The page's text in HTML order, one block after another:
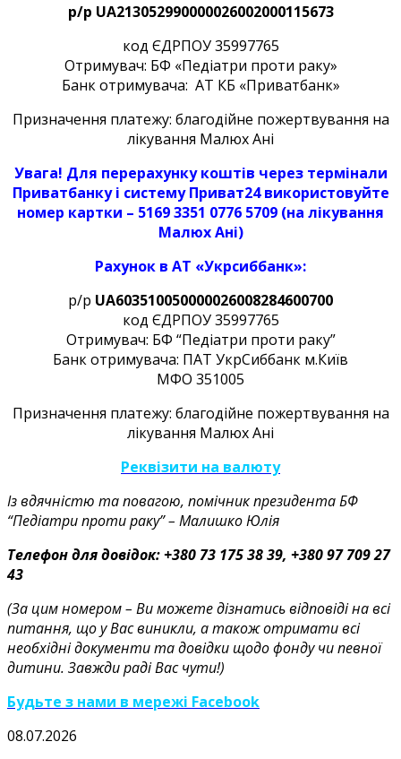
р/р UA213052990000026002000115673
код ЄДРПОУ 35997765
Отримувач: БФ «Педіатри проти раку»
Банк отримувача: АТ КБ «Приватбанк»
Призначення платежу: благодійне пожертвування на
лікування Малюх Ані
Увага! Для перерахунку коштів через термінали
Приватбанку і систему Приват24 використовуйте
номер картки – 5169 3351 0776 5709 (на лікування
Малюх Ані)
Рахунок в АТ «Укрсиббанк»:
р/р UA603510050000026008284600700
код ЄДРПОУ 35997765
Отримувач: БФ “Педіатри проти раку”
Банк отримувача: ПАТ УкрСиббанк м.Київ
МФО 351005
Призначення платежу: благодійне пожертвування на
лікування Малюх Ані
Реквізити на валюту
Із вдячністю та повагою, помічник президента БФ
“Педіатри проти раку” – Малишко Юлія
Телефон для довідок: +380 73 175 38 39, +380 97 709 27
43
(За цим номером – Ви можете дізнатись відповіді на всі
питання, що у Вас виникли, а також отримати всі
необхідні документи та довідки щодо фонду чи певної
дитини. Завжди раді Вас чути!)
Будьте з нами в мережі Facebook
08.07.2026